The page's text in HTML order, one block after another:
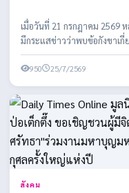
เมื่อวันที่ 21 กรกฎาคม 2569 ห
มีกระแสข่าวว่าพบข้อกังขาเกี่
กับคุณสมบัติของผู้ได้รับการเส
ชื่อบาง...
950 25/7/2569
สังคม